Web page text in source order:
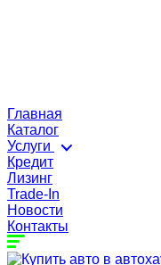
Главная
Каталог
Услуги
Кредит
Лизинг
Trade-In
Новости
Контакты